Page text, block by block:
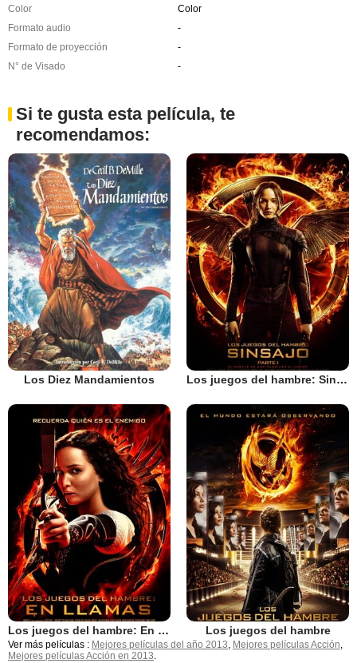
Color
Color
Formato audio
-
Formato de proyección
-
N° de Visado
-
Si te gusta esta película, te
recomendamos:
Los Diez Mandamientos Los juegos del hambre: Sinsajo - Parte 1
Los juegos del hambre: En llamas Los juegos del hambre
Ver más películas : Mejores películas del año 2013 Mejores películas Acción
Mejores películas Acción en 2013